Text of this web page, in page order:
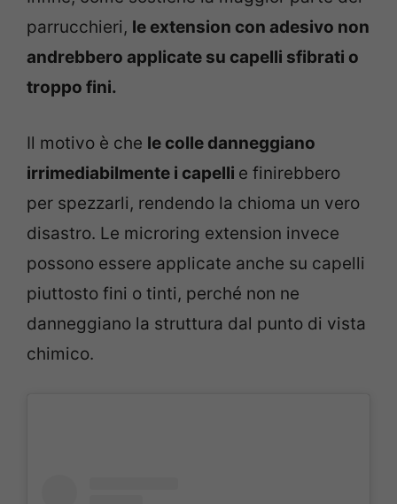
parrucchieri, le extension con adesivo non
andrebbero applicate su capelli sfibrati o
troppo fini.
Il motivo è che le colle danneggiano
irrimediabilmente i capelli e finirebbero
per spezzarli, rendendo la chioma un vero
disastro. Le microring extension invece
possono essere applicate anche su capelli
piuttosto fini o tinti, perché non ne
danneggiano la struttura dal punto di vista
chimico.